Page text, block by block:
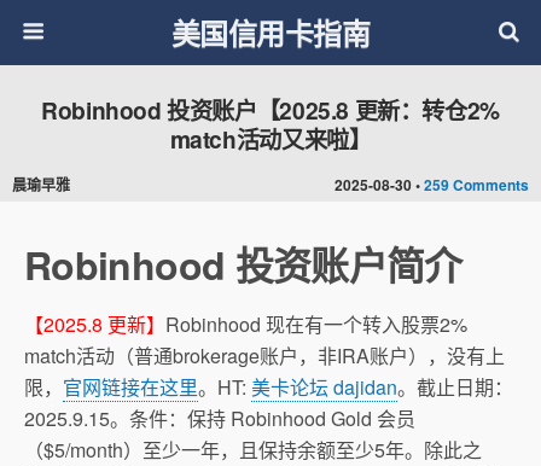
美国信用卡指南
2025-08-30 •259 Comments
Robinhood 投资账户【2025.8 更新：转仓2%
match活动又来啦】
晨瑜早雅
Robinhood 投资账户简介
【2025.8 更新】 Robinhood 现在有一个转入股票2%
match活动（普通brokerage账户，非IRA账户），没有上
限， 官网链接在这里。HT: 美卡论坛 dajidan。截止日期：
2025.9.15。条件：保持 Robinhood Gold 会员
（$5/month）至少一年，且保持余额至少5年。除此之